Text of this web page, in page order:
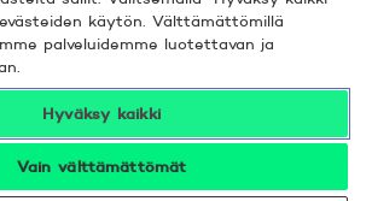
Hevosenkenkä 3, 02600
käytön. Välttämättömillä
palveluidemme luotettavan ja
Hyväksy kaikki
Vain välttämättömät